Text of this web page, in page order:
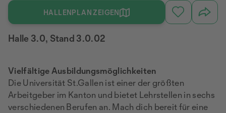
HALLENPLAN ZEIGEN
Halle 3.0, Stand 3.0.02
Vielfältige Ausbildungsmöglichkeiten
Die Universität St.Gallen ist einer der größten
Arbeitgeber im Kanton und bietet Lehrstellen in sechs
verschiedenen Berufen an. Mach dich bereit für eine